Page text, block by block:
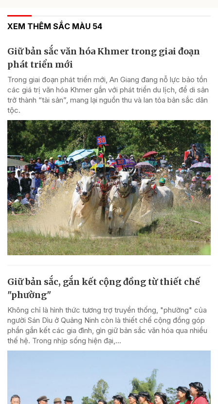
XEM THÊM SẮC MÀU 54
Giữ bản sắc văn hóa Khmer trong giai đoạn
phát triển mới
Trong giai đoạn phát triển mới, An Giang đang nỗ lực bảo tồn
các giá trị văn hóa Khmer gắn với phát triển du lịch, để di sản
trở thành “tài sản”, mang lại nguồn thu và lan tỏa bản sắc dân
tộc.
Giữ bản sắc, gắn kết cộng đồng từ thiết chế
"phường"
Không chỉ là hình thức tương trợ truyền thống, "phường" của
người Sán Dìu ở Quảng Ninh còn là thiết chế cộng đồng góp
phần gắn kết các gia đình, gìn giữ bản sắc văn hóa qua nhiều
thế hệ. Trong nhịp sống hiện đại,...